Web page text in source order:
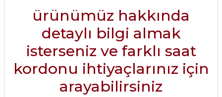
ürünümüz hakkında
detaylı bilgi almak
isterseniz ve farklı saat
kordonu ihtiyaçlarınız için
arayabilirsiniz